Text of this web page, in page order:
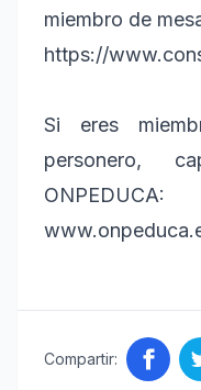
miembro de
https://
Si eres
personero,
ONPEDUCA:
Compartir: